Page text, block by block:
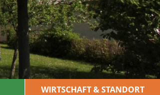
WIRTSCHAFT & STANDORT